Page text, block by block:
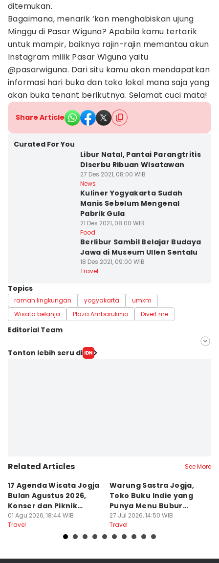
ditemukan.
Bagaimana, menarik ‘kan menghabiskan ujung
Minggu di Pasar Wiguna? Apabila kamu tertarik
untuk mampir, baiknya rajin-rajin memantau akun
Instagram milik Pasar Wiguna yaitu
@pasarwiguna. Dari situ kamu akan mendapatkan
informasi hari buka dan toko lokal mana saja yang
akan buka tenant berikutnya. Selamat cuci mata!
Share Article
Curated For You
Libur Natal, Pantai Parangtritis
Diserbu Ribuan Wisatawan
27 Des 2021, 08:00 WIB
News
Kuliner Yogyakarta Sudah
Manis Sebelum Mengenal
Pabrik Gula
21 Des 2021, 08:00 WIB
Food
Berlibur Sambil Belajar Budaya
Jawa di Museum Ullen Sentalu
18 Des 2021, 09:00 WIB
Travel
Topics
ramah lingkungan yogyakarta
umkm
Wisata belanja
Plaza Ambarukmo Divert me
Editorial Team
Editor
Tonton lebih seru di
Related Articles See More
17 Agenda Wisata Jogja
Bulan Agustus 2026,
Konser dan Piknik
Literasi
01 Agu 2026, 18:44 WIB
Travel
Warung Sastra Jogja,
Toko Buku Indie yang
Punya Menu Bubur
Manado
27 Jul 2026, 14:50 WIB
Travel